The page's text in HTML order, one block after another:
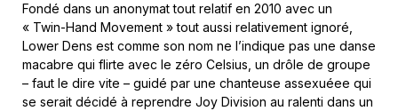
Fondé dans un anonymat tout relatif en 2010 avec un
« Twin-Hand Movement » tout aussi relativement ignoré,
Lower Dens est comme son nom ne l’indique pas une danse
macabre qui flirte avec le zéro Celsius, un drôle de groupe
– faut le dire vite – guidé par une chanteuse assexuéee qui
se serait décidé à reprendre Joy Division au ralenti dans un